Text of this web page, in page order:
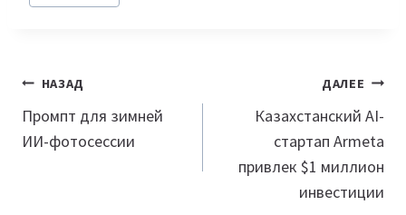
Навигация
по
записям
НАЗАД
Промпт для зимней
ИИ-фотосессии
ДАЛЕЕ
Казахстанский AI-
стартап Armeta
привлек $1 миллион
инвестиции